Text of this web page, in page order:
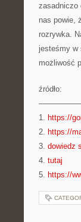
zasadniczo
nas powie,
rozrywka.
jesteśmy w
możliwość
źródło:
1. https://
2. https://
3. dowiedz
4. tutaj
5. https://